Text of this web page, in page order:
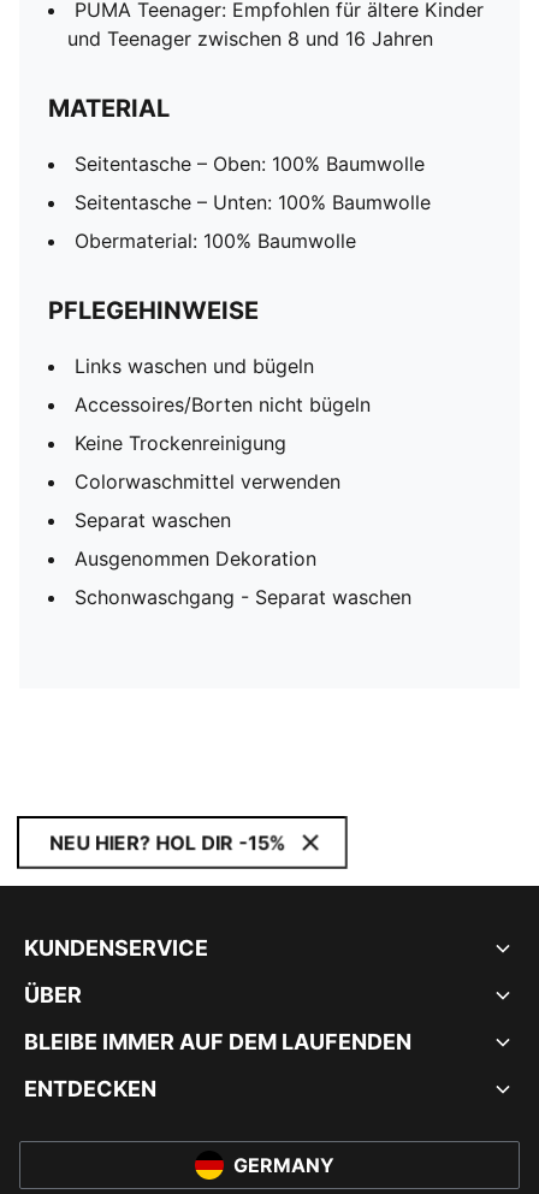
PUMA Teenager: Empfohlen für ältere Kinder
und Teenager zwischen 8 und 16 Jahren
MATERIAL
Seitentasche – Oben: 100% Baumwolle
Seitentasche – Unten: 100% Baumwolle
Obermaterial: 100% Baumwolle
PFLEGEHINWEISE
Links waschen und bügeln
Accessoires/Borten nicht bügeln
Keine Trockenreinigung
Colorwaschmittel verwenden
Separat waschen
Ausgenommen Dekoration
Schonwaschgang - Separat waschen
NEU HIER? HOL DIR -15%
KUNDENSERVICE
ÜBER
BLEIBE IMMER AUF DEM LAUFENDEN
ENTDECKEN
GERMANY